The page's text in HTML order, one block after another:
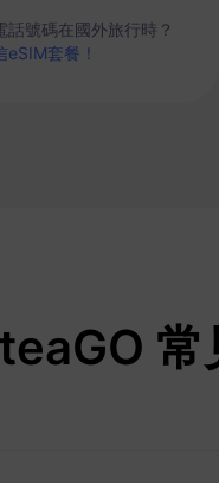
話號碼在國外旅行時？
eSIM套餐！
常